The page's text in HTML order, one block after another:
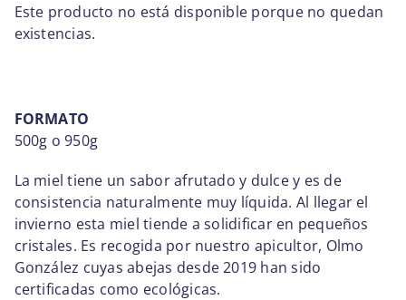
Este producto no está disponible porque no quedan
existencias.
FORMATO
500g o 950g
La miel tiene un sabor afrutado y dulce y es de
consistencia naturalmente muy líquida. Al llegar el
invierno esta miel tiende a solidificar en pequeños
cristales. Es recogida por nuestro apicultor, Olmo
González cuyas abejas desde 2019 han sido
certificadas como ecológicas.